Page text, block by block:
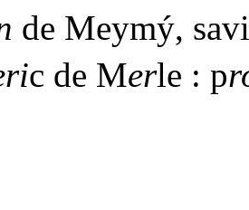
de Meymý,
c de Merle : p